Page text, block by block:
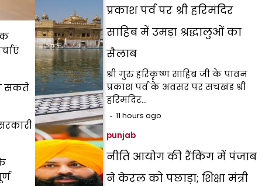
सकते
प्रकाश पर्व पर श्री हरिमंदिर
साहिब में उमड़ा श्रद्धालुओं का
सैलाब
श्री गुरु हरिकृष्ण साहिब जी के पावन
प्रकाश पर्व के अवसर पर सचखंड श्री
हरिमंदिर…
11 hours ago
punjab
नीति आयोग की रैंकिंग में पंजाब
ने केरल को पछाड़ा; शिक्षा मंत्री